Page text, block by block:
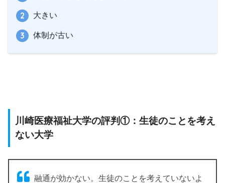
大きい
体制が古い
川崎医療福祉大学の評判①：生徒のことを考え
ない大学
融通が効かない。生徒のことを考えていないよ